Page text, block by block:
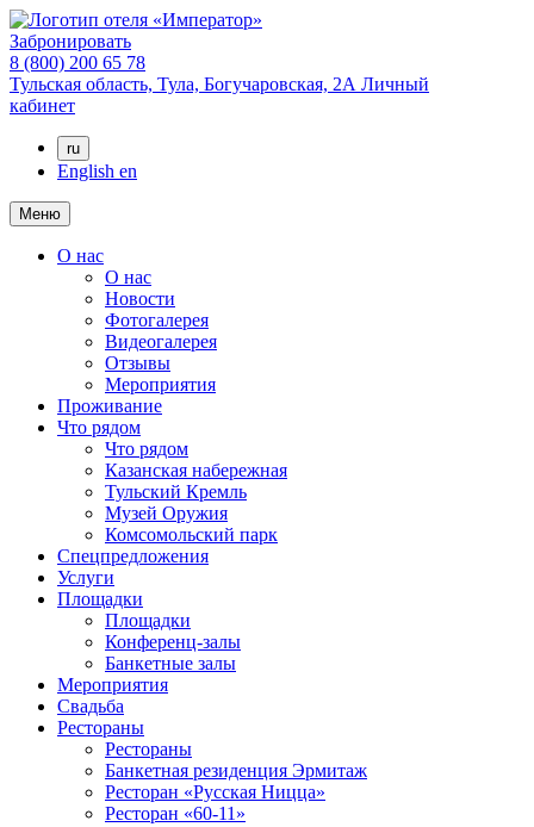
Забронировать
8 (800) 200 65 78
Тульская область, Тула, Богучаровская, 2А Личный
кабинет
ru
English en
Меню
О нас
О нас
Новости
Фотогалерея
Видеогалерея
Отзывы
Мероприятия
Проживание
Что рядом
Что рядом
Казанская набережная
Тульский Кремль
Музей Оружия
Комсомольский парк
Спецпредложения
Услуги
Площадки
Площадки
Конференц-залы
Банкетные залы
Мероприятия
Свадьба
Рестораны
Рестораны
Банкетная резиденция Эрмитаж
Ресторан «Русская Ницца»
Ресторан «60-11»